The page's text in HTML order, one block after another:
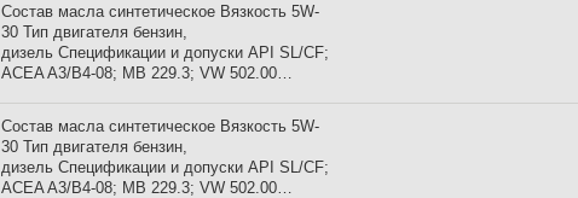
Состав масла синтетическое Вязкость 5W-
30 Тип двигателя бензин,
дизель Спецификации и допуски API SL/CF;
ACEA A3/B4-08; MB 229.3; VW 502.00…
Состав масла синтетическое Вязкость 5W-
30 Тип двигателя бензин,
дизель Спецификации и допуски API SL/CF;
ACEA A3/B4-08; MB 229.3; VW 502.00…